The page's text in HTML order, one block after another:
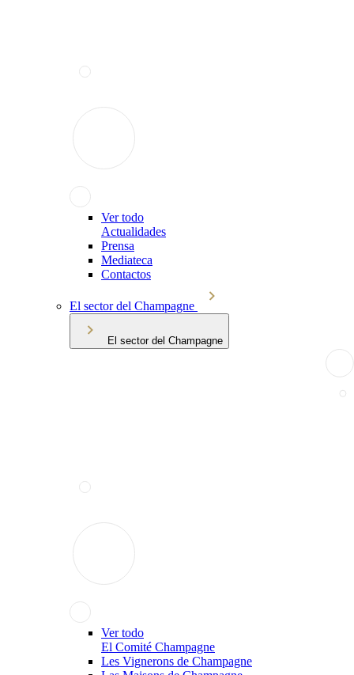
Ver todo
Actualidades
Prensa
Mediateca
Contactos
El sector del Champagne
El sector del Champagne
Ver todo
El Comité Champagne
Les Vignerons de Champagne